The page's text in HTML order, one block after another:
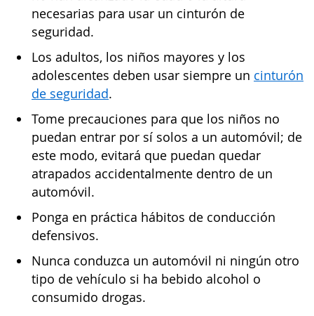
necesarias para usar un cinturón de
seguridad.
Los adultos, los niños mayores y los
adolescentes deben usar siempre un cinturón
de seguridad.
Tome precauciones para que los niños no
puedan entrar por sí solos a un automóvil; de
este modo, evitará que puedan quedar
atrapados accidentalmente dentro de un
automóvil.
Ponga en práctica hábitos de conducción
defensivos.
Nunca conduzca un automóvil ni ningún otro
tipo de vehículo si ha bebido alcohol o
consumido drogas.